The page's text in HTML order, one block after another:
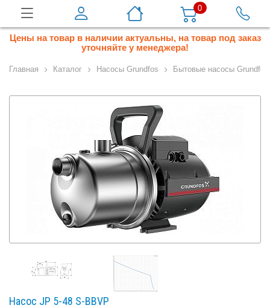
0
Цены на товар в наличии актуальны, на товар под заказ
уточняйте у менеджера!
Главная Каталог Насосы Grundfos Бытовые насосы
Насос JP 5-48 S-BBVP